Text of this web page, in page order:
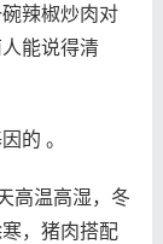
辣椒炒肉对
能说得清
的 。
高温高湿，冬
，猪肉搭配